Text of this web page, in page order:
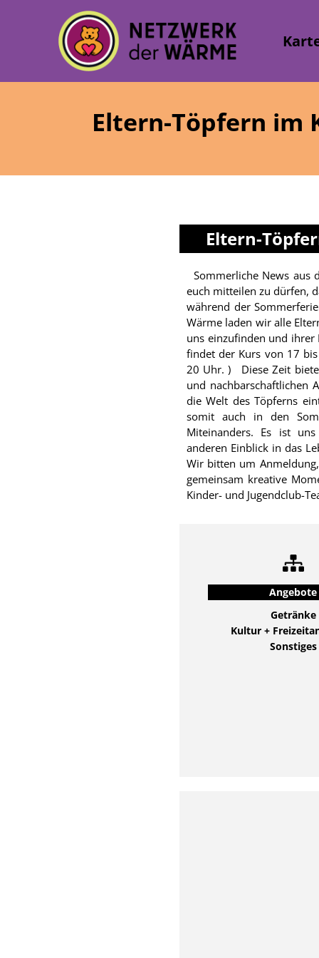
Eltern-Töpfern im
Eltern-
euch mitteilen zu dürfen,
während der Sommerferien weitergeht! Im
Wärme laden wir alle
uns einzufinden und ihrer
findet der Kurs von 17
20 Uhr. ) Diese Zeit bietet eine wunderbare Gelegenheit für Begegnung
und nachbarschaftlichen
die Welt des Töpferns
somit auch in den
Miteinanders. Es ist uns eine besondere Freude, Eltern einen ganz
anderen Einblick in das
Wir bitten um
gemeinsam kreative
Angebote
Getränke
Kultur +
Sonstiges